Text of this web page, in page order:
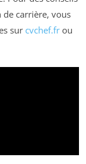
carrière, vous
sur cvchef.fr ou